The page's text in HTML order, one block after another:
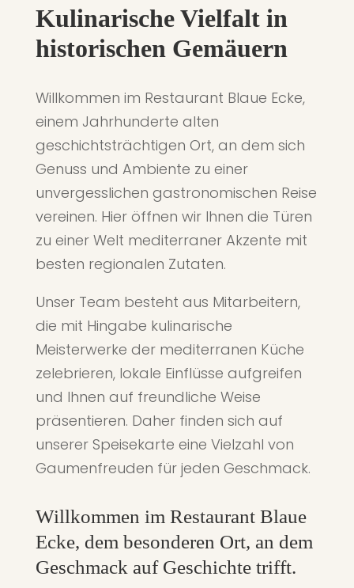
Kulinarische Vielfalt in
historischen Gemäuern
Willkommen im Restaurant Blaue Ecke,
einem Jahrhunderte alten
geschichtsträchtigen Ort, an dem sich
Genuss und Ambiente zu einer
unvergesslichen gastronomischen Reise
vereinen. Hier öffnen wir Ihnen die Türen
zu einer Welt mediterraner Akzente mit
besten regionalen Zutaten.
Unser Team besteht aus Mitarbeitern,
die mit Hingabe kulinarische
Meisterwerke der mediterranen Küche
zelebrieren, lokale Einflüsse aufgreifen
und Ihnen auf freundliche Weise
präsentieren. Daher finden sich auf
unserer Speisekarte eine Vielzahl von
Gaumenfreuden für jeden Geschmack.
Willkommen im Restaurant Blaue
Ecke, dem besonderen Ort, an dem
Geschmack auf Geschichte trifft.